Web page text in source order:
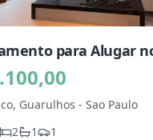
para Alugar
- SP
Guarulhos - Sao Paulo
2 1 1